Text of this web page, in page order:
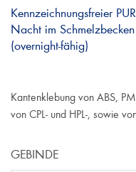
Kennzeichnungsfreier
Nacht im
(overnight-fähig)
Kantenklebung von ABS,
von CPL- und HPL-, sowie
GEBINDE